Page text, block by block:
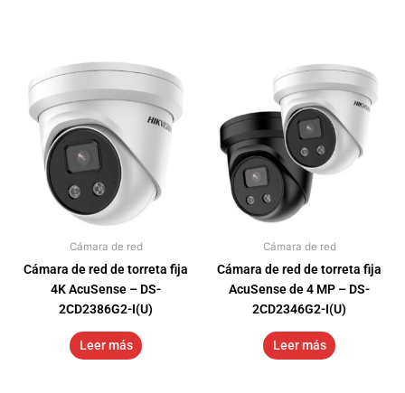
Cámara de red
Cámara de red de torreta fija
4K AcuSense – DS-
2CD2386G2-I(U)
Leer más
Cámara de red
Cámara de red de torreta fija
AcuSense de 4 MP – DS-
2CD2346G2-I(U)
Leer más